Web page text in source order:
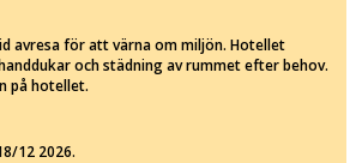
avresa för att värna om miljön. Hotellet
och städning av rummet efter behov.
på hotellet.
12 2026.